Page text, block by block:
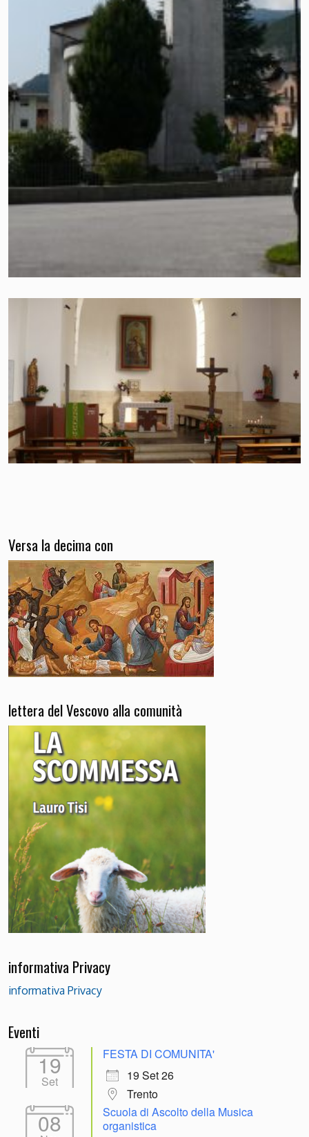
Versa la decima con
lettera del Vescovo alla comunità
informativa Privacy
informativa Privacy
Eventi
19
Set
FESTA DI COMUNITA'
19 Set 26
Trento
08
Scuola di Ascolto della Musica
organistica